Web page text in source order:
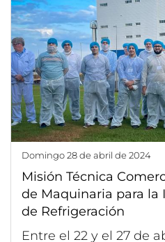
domingo 28 de abril de 2024
Misión Técnica
de Maquinaria para la
de Refrigeración
Entre el 22 y el 27 de